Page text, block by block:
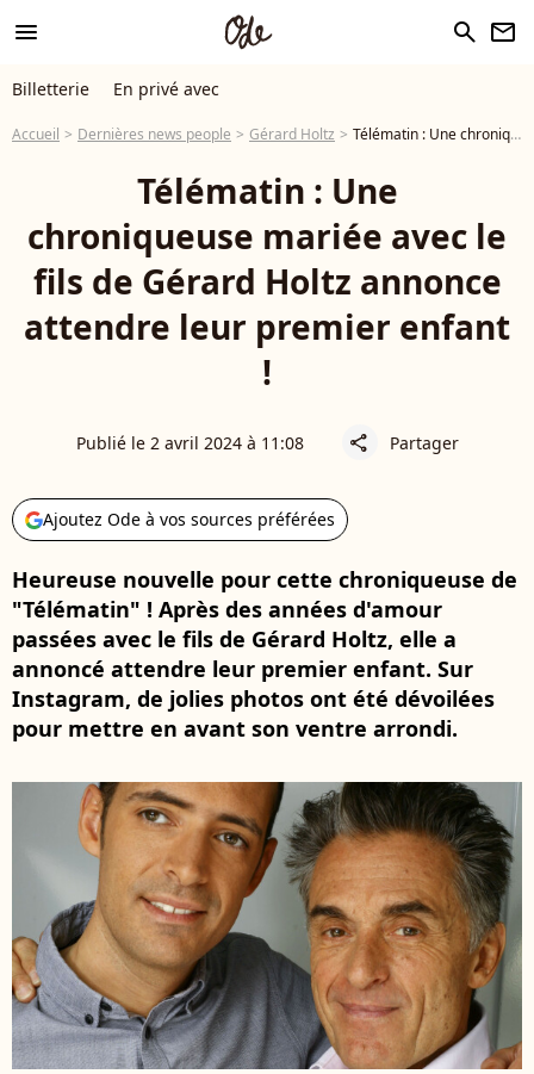
menu search newsletter
Billetterie En privé avec
Accueil Dernières news people Gérard Holtz Télématin : Une chroniqueuse mariée avec le fils de Gérard Holtz annonce attendre leur premier enfant !
Télématin : Une
chroniqueuse mariée avec le
fils de Gérard Holtz annonce
attendre leur premier enfant
!
Publié le 2 avril 2024 à 11:08 share Partager
Ajoutez Ode à vos sources préférées
Heureuse nouvelle pour cette chroniqueuse de
"Télématin" ! Après des années d'amour
passées avec le fils de Gérard Holtz, elle a
annoncé attendre leur premier enfant. Sur
Instagram, de jolies photos ont été dévoilées
pour mettre en avant son ventre arrondi.